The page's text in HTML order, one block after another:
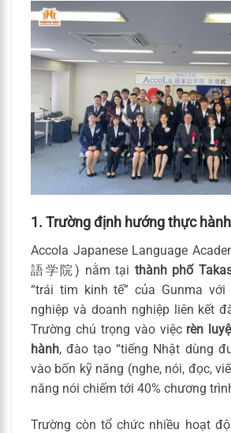
1. Trường định hướng thực hành
Accola Japanese Language
語学院) nằm tại thành phố
“trái tim kinh tế” của Gunma với
nghiệp và doanh nghiệp liên kết
Trường chú trọng vào việc rèn
hành, đào tạo “tiếng Nhật dùng
vào bốn kỹ năng (nghe, nói, đọc,
năng nói chiếm tới 40% chương
Trường còn tổ chức nhiều hoạt